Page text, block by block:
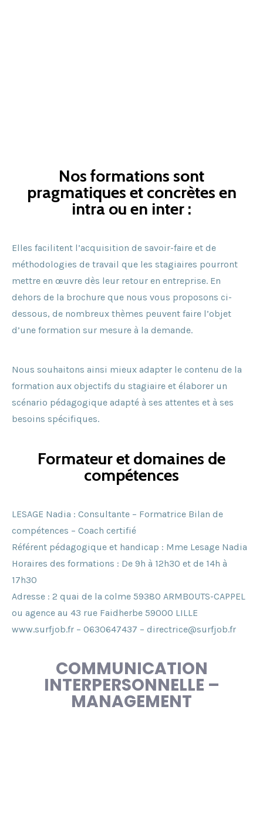
Nos formations sont
pragmatiques et concrètes en
intra ou en inter :
Elles facilitent l’acquisition de savoir-faire et de
méthodologies de travail que les stagiaires pourront
mettre en œuvre dès leur retour en entreprise. En
dehors de la brochure que nous vous proposons ci-
dessous, de nombreux thèmes peuvent faire l’objet
d’une formation sur mesure à la demande.
Nous souhaitons ainsi mieux adapter le contenu de la
formation aux objectifs du stagiaire et élaborer un
scénario pédagogique adapté à ses attentes et à ses
besoins spécifiques.
Formateur et domaines de
compétences
LESAGE Nadia : Consultante – Formatrice Bilan de
compétences – Coach certifié
Référent pédagogique et handicap : Mme Lesage Nadia
Horaires des formations : De 9h à 12h30 et de 14h à
17h30
Adresse : 2 quai de la colme 59380 ARMBOUTS-CAPPEL
ou agence au 43 rue Faidherbe 59000 LILLE
www.surfjob.fr – 0630647437 – directrice@surfjob.fr
COMMUNICATION
INTERPERSONNELLE –
MANAGEMENT